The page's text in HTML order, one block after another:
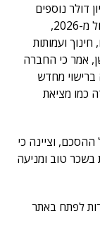
דולר נוספים
בקהילה המקומית בחמש השנים הקרובות, החל מ-2026,
ועמותות
אמר כי החברה
מחדש
כמו מציאת
וציינה כי
טוב ומניעה
לפתח באתר